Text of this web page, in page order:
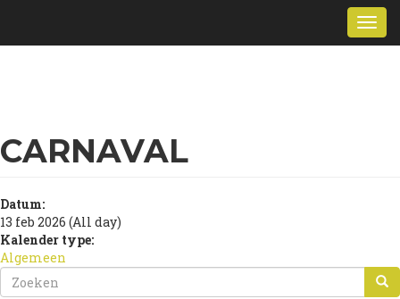
naar
CARNAVAL
Datum:
13 feb 2026 (All day)
Kalender type:
Algemeen
ZOEKVELD